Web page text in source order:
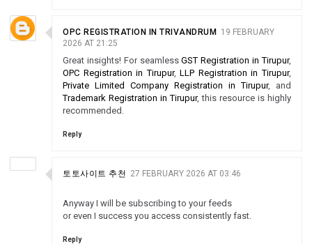
OPC REGISTRATION IN TRIVANDRUM
19 FEBRUARY
2026 AT 21:25
Great insights! For seamlessGST Registration in Tirupur,
OPC Registration in Tirupur,LLP Registration in Tirupur,
Private Limited Company Registration in Tirupur, and
Trademark Registration in Tirupur, this resource is highly
recommended.
Reply
토토사이트 추천 27 FEBRUARY 2026 AT 03:46
Anyway I will be subscribing to your feeds
or even I success you access consistently fast.
Reply